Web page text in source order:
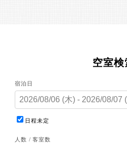
空室検
宿泊日
日程未定
人数 / 客室数